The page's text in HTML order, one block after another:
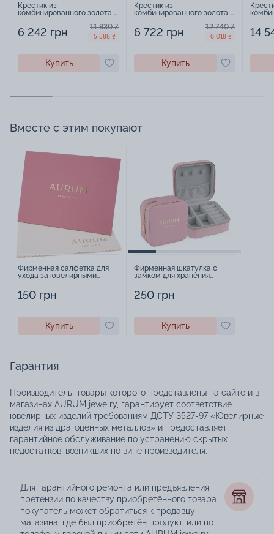
Крестик из
комбинированного золота -
6 242 грн 11 830 ₴
-5 588 ₴
Купить
Крестик из
комбинированного золота -
6 722 грн 12 740 ₴
-6 018 ₴
Купить
14
Вместе с этим покупают
Фирменная салфетка для
ухода за ювелирными
150 грн
Купить
Фирменная шкатулка с
замком для хранения
250 грн
Купить
Гарантия
Производитель, товары которого представлены на сайте и в
магазинах AURUM jewelry, гарантирует соответствие
ювелирных изделий требованиям ДСТУ 3527-97 «Ювелирные
изделия из драгоценных металлов» и предоставляет
гарантийное обслуживание по устранению скрытых
недостатков, возникших по вине производителя.
Для гарантийного ремонта или предъявления
претензии по качеству приобретённого товара
покупатель может обратиться к продавцу
магазина, где был приобретён продукт, или по